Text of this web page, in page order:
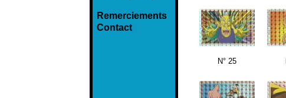
Remerciements
Contact
N° 25